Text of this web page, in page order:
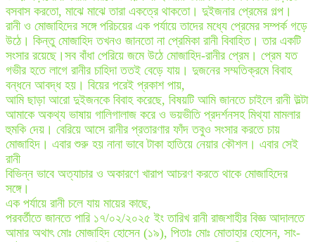
বসবাস করতো, মাঝে মাঝে তারা একত্রে থাকতো। দুইজনার প্রেমের গল্প।
রানী ও মোজাহিদের সঙ্গে পরিচয়ের এক পর্যায়ে তাদের মধ্যে প্রেমের সম্পর্ক গড়ে
উঠে। কিন্তু মোজাহিদ তখনও জানতো না প্রেমিকা রানী বিবাহিত। তার একটি
সংসার রয়েছে।সব বাঁধা পেরিয়ে জমে উঠে মোজাহিদ-রানীর প্রেম। প্রেম যত
গভীর হতে লাগে রানীর চাহিদা ততই বেড়ে যায়। দুজনের সম্মতিক্রমে বিবাহ
বন্ধনে আবদ্ধ হয়। বিয়ের পরেই প্রকাশ পায়,
আমি ছাড়া আরো দুইজনকে বিবাহ করেছে, বিষয়টি আমি জানতে চাইলে রানী উল্টা
আমাকে অকথ্য ভাষায় গালিগালাজ করে ও ভয়ভীতি প্রদর্শনসহ মিথ্যা মামলার
হুমকি দেয়। বেরিয়ে আসে রানীর প্রতারণার ফাঁদ তবুও সংসার করতে চায়
মোজাহিদ। এবার শুরু হয় নানা ভাবে টাকা হাতিয়ে নেয়ার কৌশল। এবার সেই
রানী
বিভিন্ন ভাবে অত্যাচার ও অকারণে খারাপ আচরণ করতে থাকে মোজাহিদের
সঙ্গে।
এক পর্যায়ে রানী চলে যায় মায়ের কাছে,
পরবর্তীতে জানতে পারি ১৭/০২/২০২৫ ইং তারিখ রানী রাজশাহীর বিজ্ঞ আদালতে
আমার অথাৎ মোঃ মোজাহিদ হোসেন (১৯), পিতাঃ মোঃ মোতাহার হোসেন, সাং-